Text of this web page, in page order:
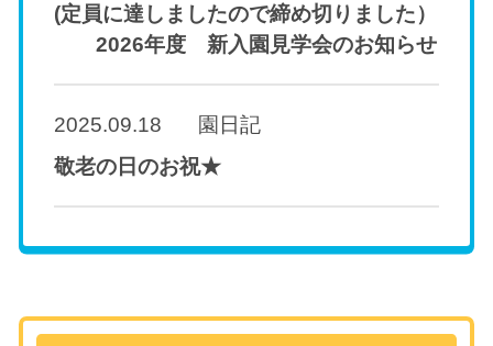
(定員に達しましたので締め切りました）
2026年度 新入園見学会のお知らせ
2025.09.18
園日記
敬老の日のお祝★